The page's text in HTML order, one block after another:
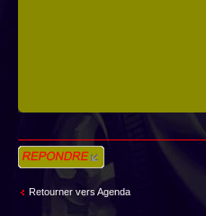
Répondre
Retourner vers Agenda